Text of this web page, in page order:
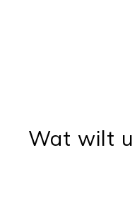
Wat wilt